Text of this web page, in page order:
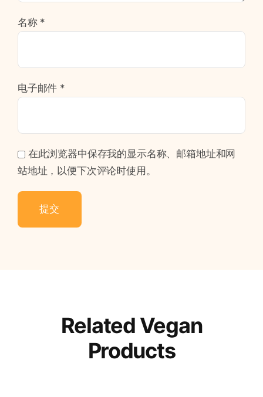
名称 *
电子邮件 *
在此浏览器中保存我的显示名称、邮箱地址和网
站地址，以便下次评论时使用。
Related Vegan
Products